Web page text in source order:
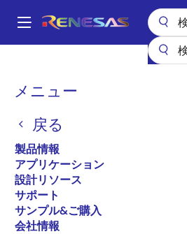
ン
Main
メニュー
戻る
製品情報
アプリケーション
設計リソース
サポート
サンプル&ご購入
会社情報
パ
く
ず
車載用バッテ
車載用バッテリ
ト
ページセクションへ移動：